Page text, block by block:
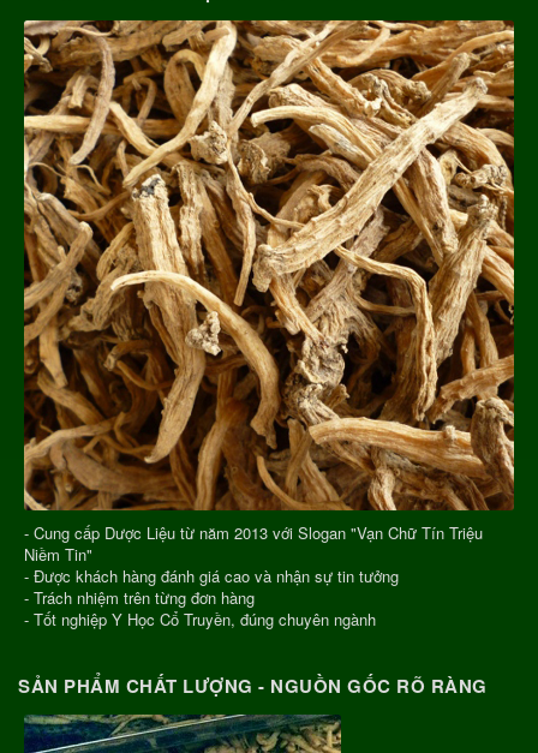
- Cung cấp Dược Liệu từ năm 2013 với Slogan "Vạn Chữ Tín Triệu
Niềm Tin"
- Được khách hàng đánh giá cao và nhận sự tin tưởng
- Trách nhiệm trên từng đơn hàng
- Tốt nghiệp Y Học Cổ Truyền, đúng chuyên ngành
SẢN PHẨM CHẤT LƯỢNG - NGUỒN GỐC RÕ RÀNG